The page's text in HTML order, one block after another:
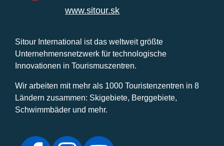
www.sitour.sk
Sitour International ist das weltweit größte
Unternehmensnetzwerk für technologische
Innovationen in Tourismuszentren.
Wir arbeiten mit mehr als 1000 Touristenzentren in 8
Ländern zusammen: Skigebiete, Berggebiete,
Schwimmbäder und mehr.